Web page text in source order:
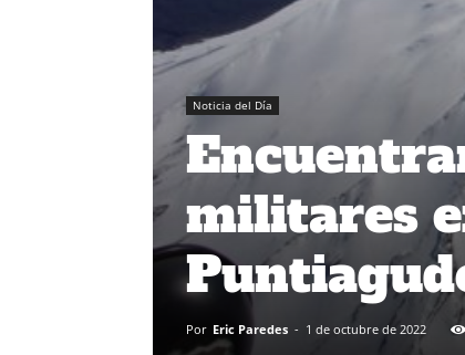
Noticia del Día
militares
Por Eric Paredes - 1 de octubre de 2022